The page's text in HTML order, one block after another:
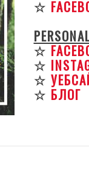
☆
☆
☆
☆
☆ БЛОГ